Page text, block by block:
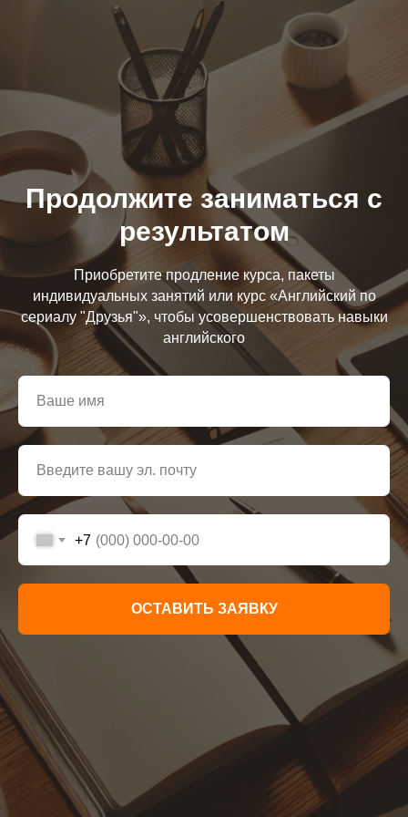
Продолжите заниматься с
результатом
Приобретите продление курса, пакеты
индивидуальных занятий или курс «Английский по
сериалу "Друзья"», чтобы усовершенствовать навыки
английского
+7
ОСТАВИТЬ ЗАЯВКУ